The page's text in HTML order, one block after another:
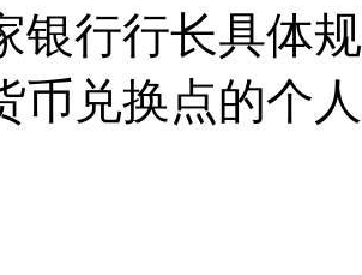
银行行长具体
币兑换点的个